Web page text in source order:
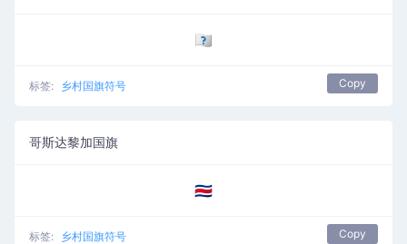
🇨🇶
标签: 乡村国旗符号 Copy
哥斯达黎加国旗
🇨🇷
标签: 乡村国旗符号 Copy